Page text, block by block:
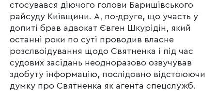
стосувався діючого голови Баришівського
райсуду Київщини. А, по-друге, що участь у
допиті брав адвокат Євген Шкурідін, який
останні роки по суті проводив власне
розслвоідування щодо Святненка і під час
судових засідань неодноразово озвучував
здобуту інформацію, послідовно відстоюючи
думку про Святненка як агента спецслужб.